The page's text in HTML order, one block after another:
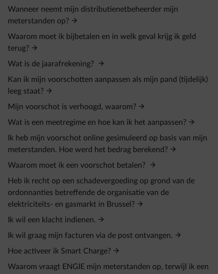
Wanneer neemt mijn distributienetbeheerder mijn
meterstanden op?
Waarom moet ik bijbetalen en in welk geval krijg ik geld
terug?
Wat is de jaarafrekening?
Kan ik mijn voorschotten aanpassen als mijn pand (tijdelijk)
leeg staat?
Mijn voorschot is verhoogd, waarom?
Wat is een meetregime en hoe kan ik het aanpassen?
Ik heb mijn voorschot online gesimuleerd op basis van mijn
meterstanden. Hoe werd het bedrag berekend?
Waarom moet ik een voorschot betalen?
Heb ik recht op een schadevergoeding op grond van de
ordonnanties betreffende de organisatie van de
elektriciteits- en gasmarkt in Brussel?
Ik wil een klacht indienen.
Ik wil graag mijn facturen via de post ontvangen.
Hoe activeer ik Smart Charge?
Waarom vraagt ENGIE mijn meterstanden op, terwijl ik een